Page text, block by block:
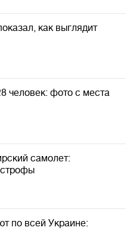
как выглядит
человек: фото с места
самолет:
по всей Украине: